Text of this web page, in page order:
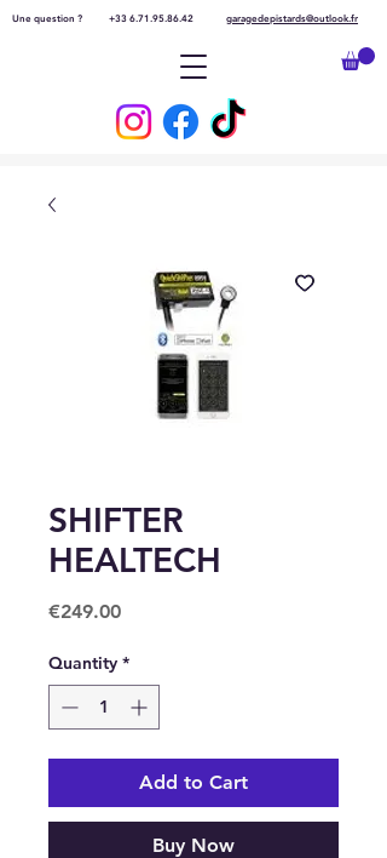
Une question ? +33 6.71.95.86.42 garagedepistards@outlook.fr
SHIFTER
HEALTECH
€249.00Price
Quantity *
Add to Cart
Buy Now